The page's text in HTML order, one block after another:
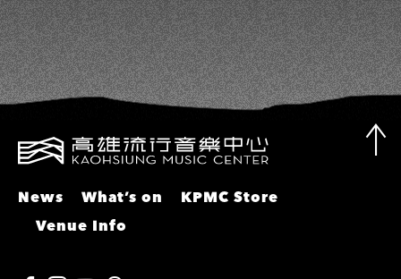
News What’s on
KPMC Store
Venue Info